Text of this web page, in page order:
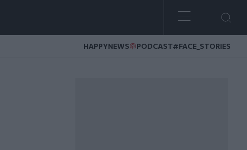
HAPPYNEWS PODCAST#FACE_STORIES